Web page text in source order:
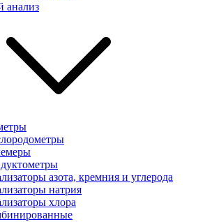
анализ
азота, кремния и углерода
натрия
хлора